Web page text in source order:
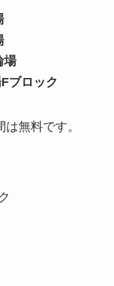
場
ブロック
無料です。